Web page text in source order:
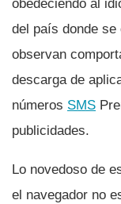
obedeciendo al
del paí­s donde
observan
descarga de
números SMS
publicidades.
Lo novedoso de
el navegador no